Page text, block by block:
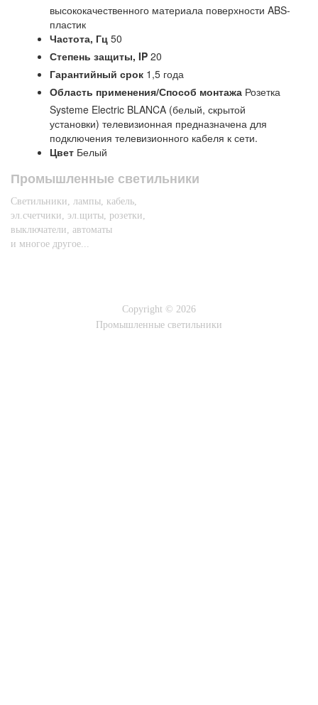
высококачественного материала поверхности ABS-
пластик
Частота, Гц 50
Степень защиты, IP 20
Гарантийный срок 1,5 года
Область применения/Способ монтажа Розетка
Systeme Electric BLANCA (белый, скрытой
установки) телевизионная предназначена для
подключения телевизионного кабеля к сети.
Цвет Белый
Промышленные светильники
Светильники, лампы, кабель,
эл.счетчики, эл.щиты, розетки,
выключатели, автоматы
и многое другое...
Copyright © 2026
Промышленные светильники